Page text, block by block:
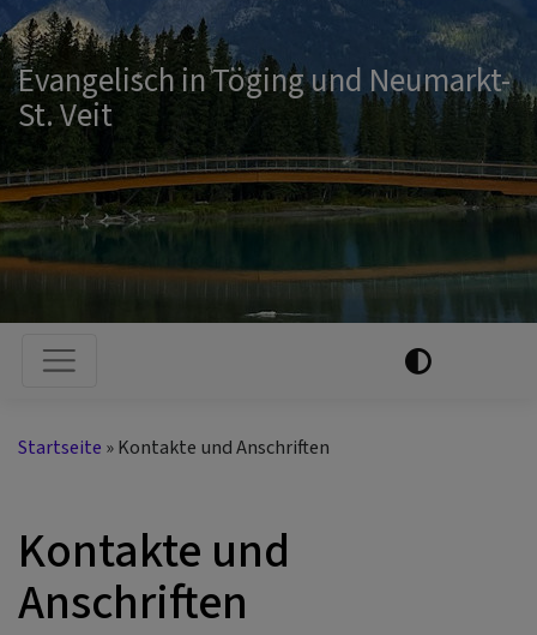
Evangelisch in Töging und Neumarkt-
St. Veit
Hauptnavigation
Startseite Kontakte und Anschriften
Kontakte und
Anschriften